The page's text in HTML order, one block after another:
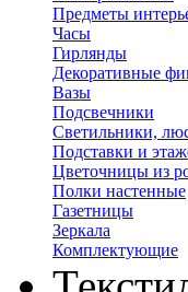
Предметы
Часы
Гирлянды
Декоративные
Вазы
Подсвечники
Светильники,
Подставки и
Цветочницы из
Полки настенные
Газетницы
Зеркала
Комплектующие